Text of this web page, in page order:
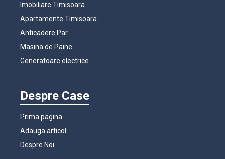
Imobiliare Timisoara
Apartamente Timisoara
Anticadere Par
Masina de Paine
Generatoare electrice
Despre Case
Prima pagina
Adauga articol
Despre Noi